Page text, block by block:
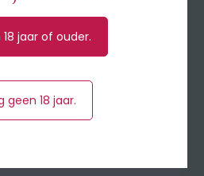
rijpheid na zeven jaar.
vlees, wildgerechten
18 jaar of ouder.
geen 18 jaar.